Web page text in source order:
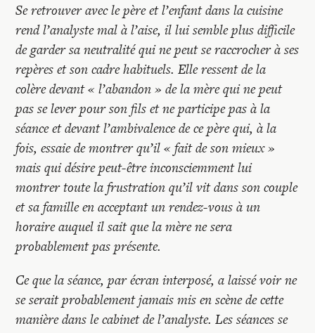
Se retrouver avec le père et l’enfant dans la cuisine
rend l’analyste mal à l’aise, il lui semble plus difficile
de garder sa neutralité qui ne peut se raccrocher à ses
repères et son cadre habituels. Elle ressent de la
colère devant « l’abandon » de la mère qui ne peut
pas se lever pour son fils et ne participe pas à la
séance et devant l’ambivalence de ce père qui, à la
fois, essaie de montrer qu’il « fait de son mieux »
mais qui désire peut-être inconsciemment lui
montrer toute la frustration qu’il vit dans son couple
et sa famille en acceptant un rendez-vous à un
horaire auquel il sait que la mère ne sera
probablement pas présente.
Ce que la séance, par écran interposé, a laissé voir ne
se serait probablement jamais mis en scène de cette
manière dans le cabinet de l’analyste. Les séances se